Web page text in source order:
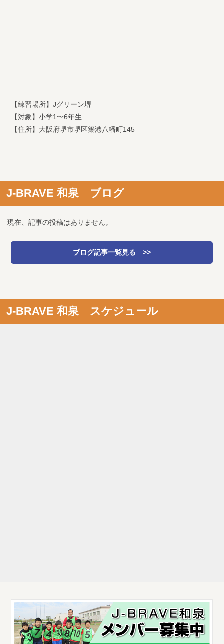
【練習場所】Jグリーン堺
【対象】小学1〜6年生
【住所】大阪府堺市堺区築港八幡町145
J-BRAVE 和泉 ブログ
現在、記事の投稿はありません。
ブログ記事一覧見る >>
J-BRAVE 和泉 スケジュール